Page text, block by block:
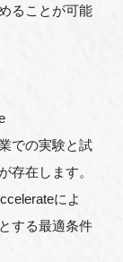
ることが可能
での実験と試
存在します。
によ
する最適条件